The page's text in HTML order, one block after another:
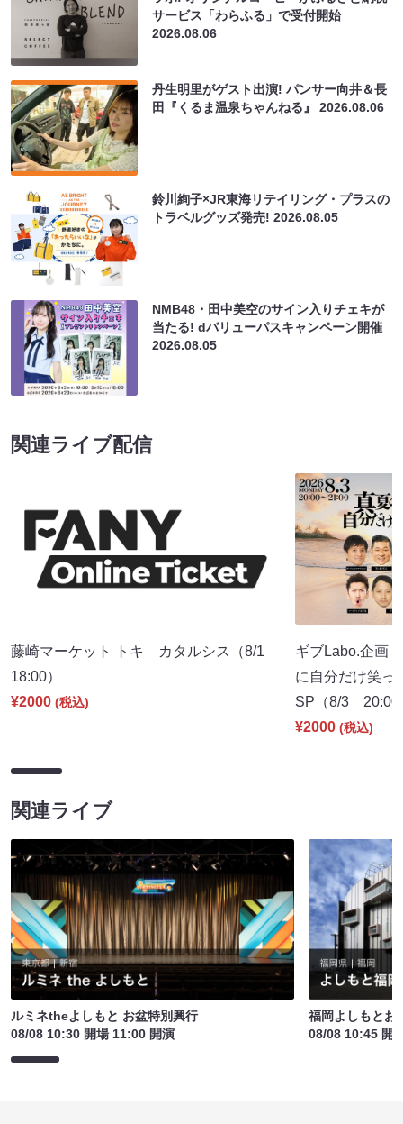
サービス「わらふる」で受付開始
2026.08.06
丹生明里がゲスト出演! パンサー向井＆長
田『くるま温泉ちゃんねる』2026.08.06
鈴川絢子×JR東海リテイリング・プラスの
トラベルグッズ発売!2026.08.05
NMB48・田中美空のサイン入りチェキが
当たる! dバリューパスキャンペーン開催
2026.08.05
関連ライブ配信
藤崎マーケット トキ カタルシス（8/1
18:00）
¥2000 (税込)
ギブLabo.企画
に自分だけ笑っ
SP（8/3 20:00
¥2000 (税込)
関連ライブ
ルミネtheよしもと お盆特別興行
08/08 10:30 開場 11:00 開演
福岡よしもとお
08/08 10:45 開